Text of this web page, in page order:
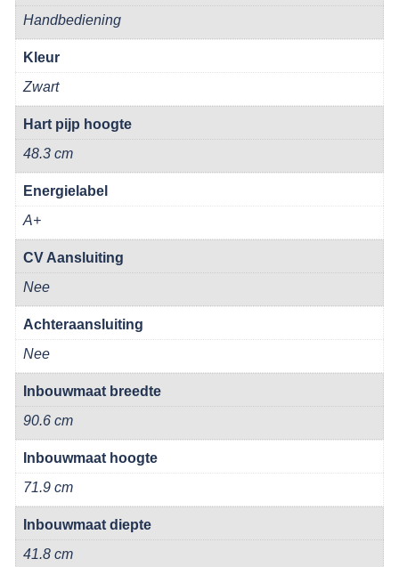
Handbediening
Kleur
Zwart
Hart pijp hoogte
48.3 cm
Energielabel
A+
CV Aansluiting
Nee
Achteraansluiting
Nee
Inbouwmaat breedte
90.6 cm
Inbouwmaat hoogte
71.9 cm
Inbouwmaat diepte
41.8 cm